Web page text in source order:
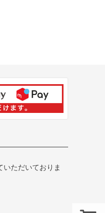
いただいておりま